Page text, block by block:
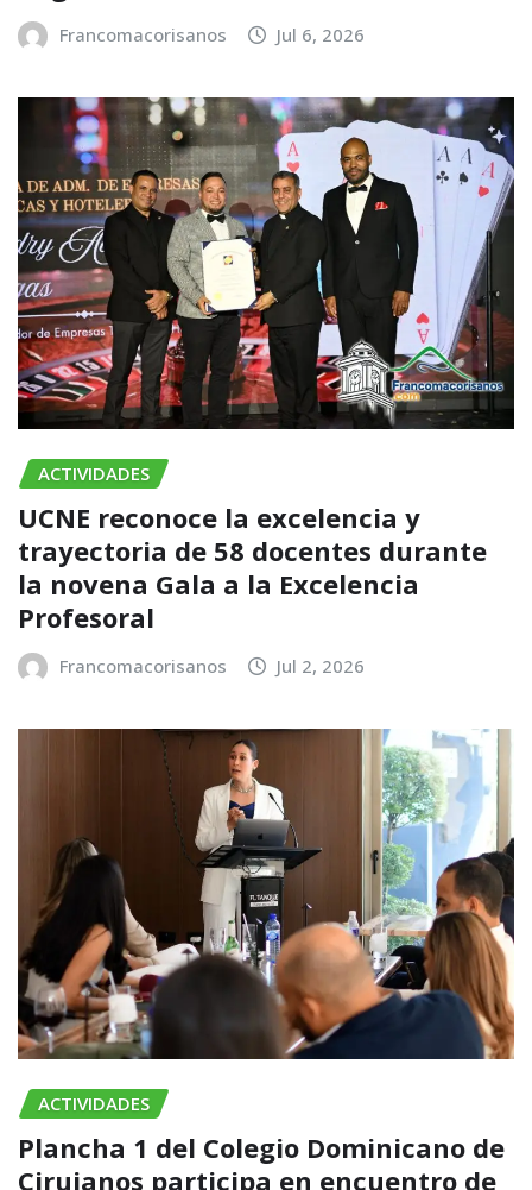
Francomacorisanos Jul 6, 2026
ACTIVIDADES
UCNE reconoce la excelencia y
trayectoria de 58 docentes durante
la novena Gala a la Excelencia
Profesoral
Francomacorisanos Jul 2, 2026
ACTIVIDADES
Plancha 1 del Colegio Dominicano de
Cirujanos participa en encuentro de